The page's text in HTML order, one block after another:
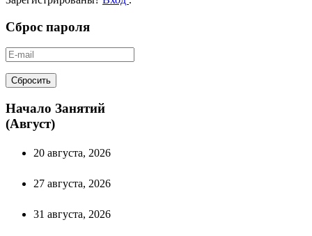
Сброс пароля
Сбросить
Начало Занятий
(Август)
20 августа, 2026
27 августа, 2026
31 августа, 2026